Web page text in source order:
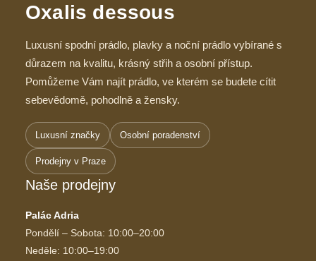
Oxalis dessous
Luxusní spodní prádlo, plavky a noční prádlo vybírané s
důrazem na kvalitu, krásný střih a osobní přístup.
Pomůžeme Vám najít prádlo, ve kterém se budete cítit
sebevědomě, pohodlně a žensky.
Luxusní značky Osobní poradenství
Prodejny v Praze
Naše prodejny
Palác Adria
Pondělí – Sobota: 10:00–20:00
Neděle: 10:00–19:00